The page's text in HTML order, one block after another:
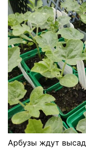
Арбузы ждут